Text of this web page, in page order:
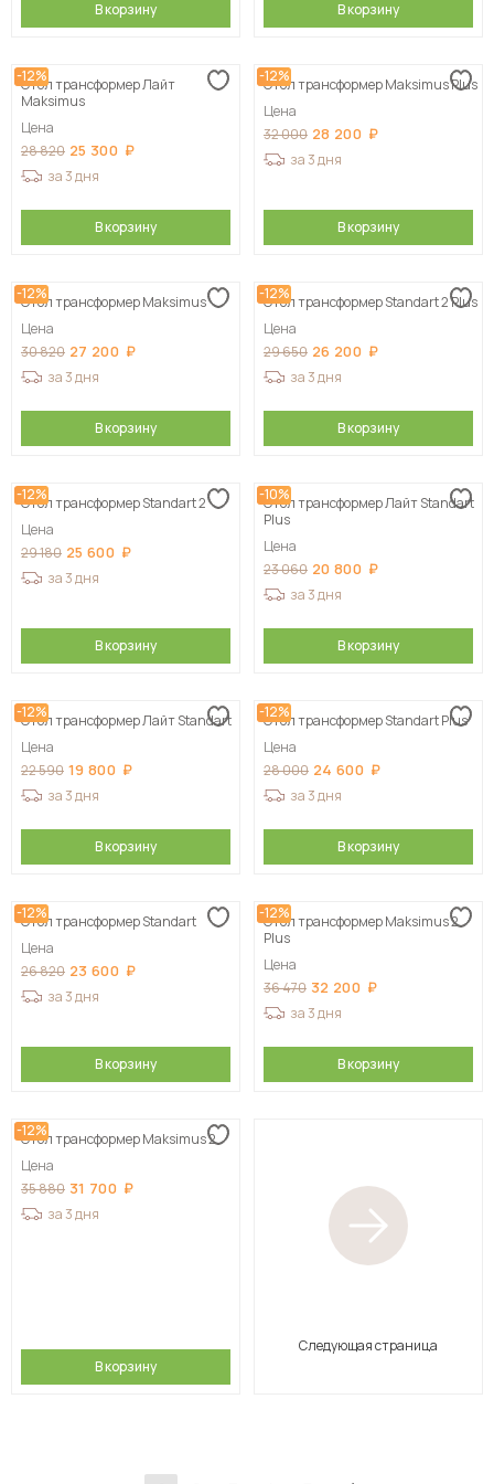
В корзину В корзину
-12%
Стол трансформер Лайт
Maksimus
Цена
28 820 25 300
за 3 дня
В корзину
-12%
Стол трансформер Maksimus Plus
Цена
32 000 28 200
за 3 дня
В корзину
-12%
Стол трансформер Maksimus
Цена
30 820 27 200
за 3 дня
В корзину
-12%
Стол трансформер Standart 2 Plus
Цена
29 650 26 200
за 3 дня
В корзину
-12%
Стол трансформер Standart 2
Цена
29 180 25 600
за 3 дня
В корзину
-10%
Стол трансформер Лайт Standart
Plus
Цена
23 060 20 800
за 3 дня
В корзину
-12%
Стол трансформер Лайт Standart
Цена
22 590 19 800
за 3 дня
В корзину
-12%
Стол трансформер Standart Plus
Цена
28 000 24 600
за 3 дня
В корзину
-12%
Стол трансформер Standart
Цена
26 820 23 600
за 3 дня
В корзину
-12%
Стол трансформер Maksimus 2
Plus
Цена
36 470 32 200
за 3 дня
В корзину
-12%
Стол трансформер Maksimus 2
Цена
35 880 31 700
за 3 дня
В корзину
Следующая страница